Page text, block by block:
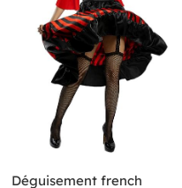
Déguisement french